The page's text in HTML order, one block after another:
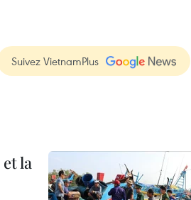
Suivez VietnamPlus
la